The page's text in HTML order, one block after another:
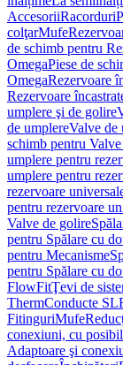
AccesoriiRacorduri
colţarMufe
de schimb pentru
OmegaPiese de
OmegaRezervoare
Rezervoare
umplere şi de golire
de umplereValve de
schimb pentru
umplere pentru
umplere pentru
rezervoare
pentru rezervoare
Valve de golire
pentru Spălare cu
pentru Mecanisme
pentru Spălare cu
FlowFitŢevi de
ThermConducte SL
FitinguriMufe
conexiuni, cu
Adaptoare şi